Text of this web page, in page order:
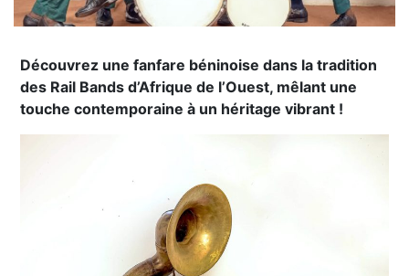
Découvrez une fanfare béninoise dans la tradition
des Rail Bands d’Afrique de l’Ouest, mêlant une
touche contemporaine à un héritage vibrant !